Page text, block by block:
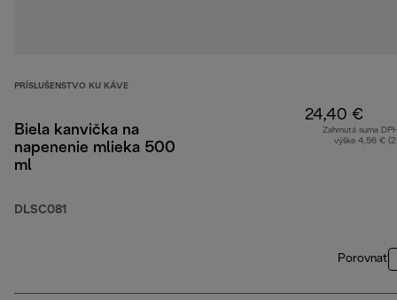
PRÍSLUŠENSTVO KU KÁVE
Biela kanvička na
napenenie mlieka 500
ml
DLSC081
24,40 €
Zahrnutá suma
výške 4,56 €
Porovnať